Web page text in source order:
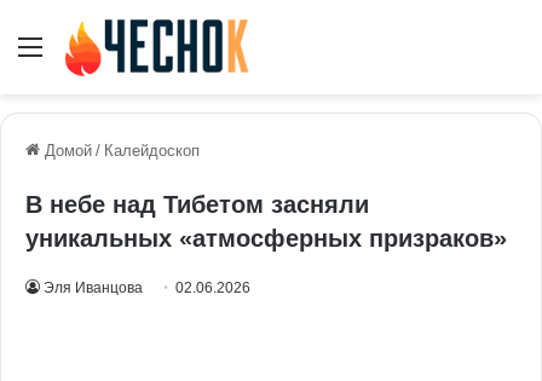
Меню
Домой / Калейдоскоп
В небе над Тибетом засняли
уникальных «атмосферных призраков»
Эля Иванцова 02.06.2026